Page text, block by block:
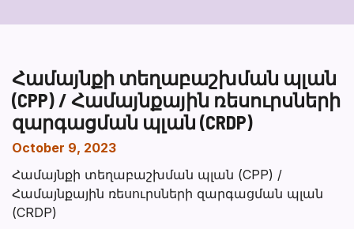
Համայնքի տեղաբաշխման պլան
(CPP) / Համայնքային ռեսուրսների
զարգացման պլան (CRDP)
October 9, 2023
Համայնքի տեղաբաշխման պլան (CPP) /
Համայնքային ռեսուրսների զարգացման պլան
(CRDP)